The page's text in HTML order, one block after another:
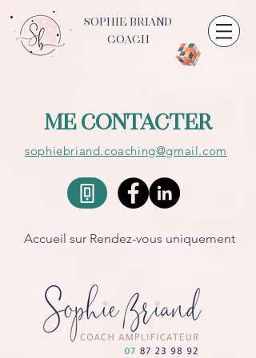
Sophie Briand
CoacH
ME CONTACTER
sophiebriand.coaching@gmail.com
Accueil sur Rendez-vous uniquement